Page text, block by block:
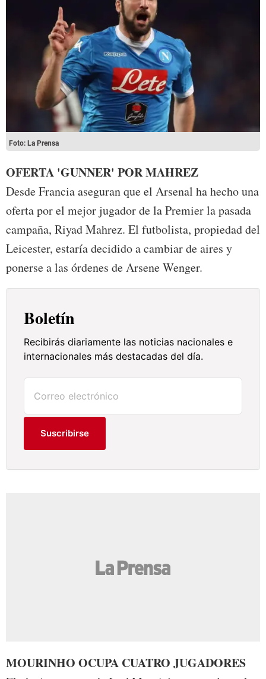
Foto: La Prensa
OFERTA 'GUNNER' POR MAHREZ
Desde Francia aseguran que el Arsenal ha hecho una
oferta por el mejor jugador de la Premier la pasada
campaña, Riyad Mahrez. El futbolista, propiedad del
Leicester, estaría decidido a cambiar de aires y
ponerse a las órdenes de Arsene Wenger.
Boletín
Recibirás diariamente las noticias nacionales e
internacionales más destacadas del día.
Suscribirse
MOURINHO OCUPA CUATRO JUGADORES